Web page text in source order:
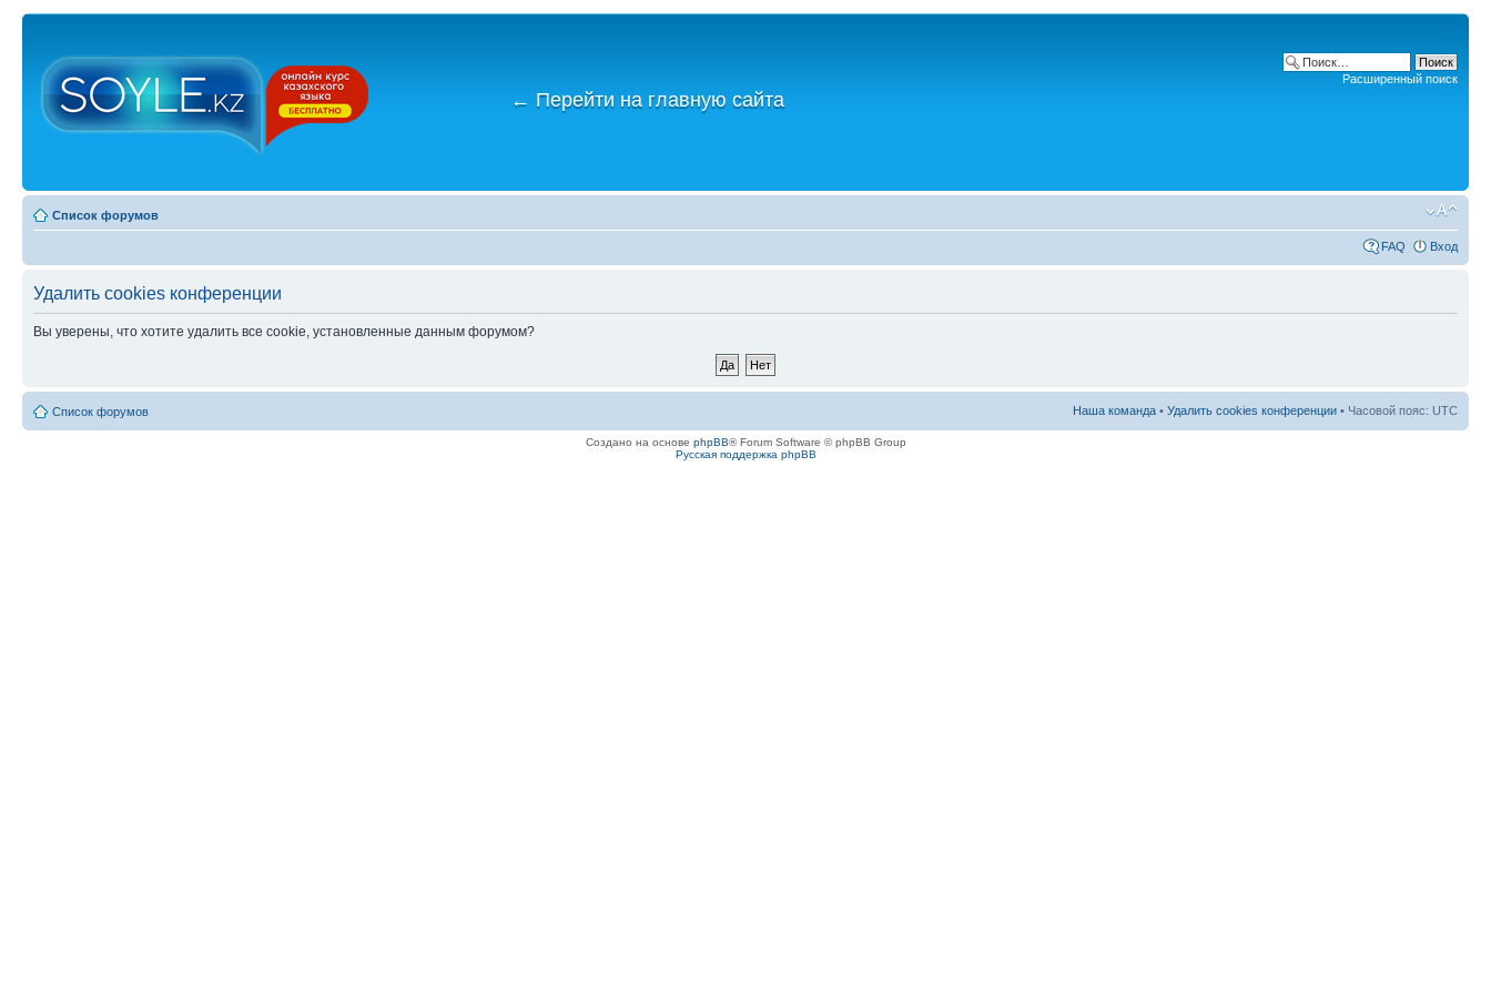
← Перейти на главную сайта
Расширенный поиск
Список форумов
FAQ Вход
Удалить cookies конференции
Вы уверены, что хотите удалить все cookie, установленные данным форумом?
Список форумов Наша команда • Удалить cookies конференции • Часовой пояс: UTC
Создано на основе phpBB® Forum Software © phpBB Group
Русская поддержка phpBB